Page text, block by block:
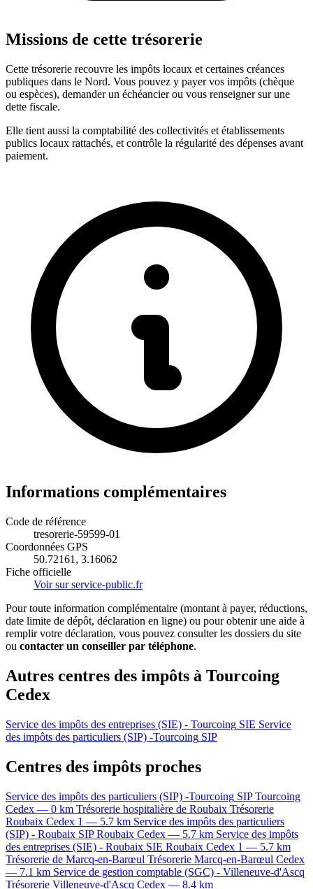
Missions de cette trésorerie
Cette trésorerie recouvre les impôts locaux et certaines créances
publiques dans le Nord. Vous pouvez y payer vos impôts (chèque
ou espèces), demander un échéancier ou vous renseigner sur une
dette fiscale.
Elle tient aussi la comptabilité des collectivités et établissements
publics locaux rattachés, et contrôle la régularité des dépenses avant
paiement.
Informations complémentaires
Code de référence
tresorerie-59599-01
Coordonnées GPS
50.72161, 3.16062
Fiche officielle
Voir sur service-public.fr
Pour toute information complémentaire (montant à payer, réductions,
date limite de dépôt, déclaration en ligne) ou pour obtenir une aide à
remplir votre déclaration, vous pouvez consulter les dossiers du site
ou contacter un conseiller par téléphone.
Autres centres des impôts à Tourcoing
Cedex
Service des impôts des entreprises (SIE) - Tourcoing SIE Service
des impôts des particuliers (SIP) -Tourcoing SIP
Centres des impôts proches
Service des impôts des particuliers (SIP) -Tourcoing SIP Tourcoing
Cedex — 0 km Trésorerie hospitalière de Roubaix Trésorerie
Roubaix Cedex 1 — 5.7 km Service des impôts des particuliers
(SIP) - Roubaix SIP Roubaix Cedex — 5.7 km Service des impôts
des entreprises (SIE) - Roubaix SIE Roubaix Cedex 1 — 5.7 km
Trésorerie de Marcq-en-Barœul Trésorerie Marcq-en-Barœul Cedex
— 7.1 km Service de gestion comptable (SGC) - Villeneuve-d'Ascq
Trésorerie Villeneuve-d'Ascq Cedex — 8.4 km